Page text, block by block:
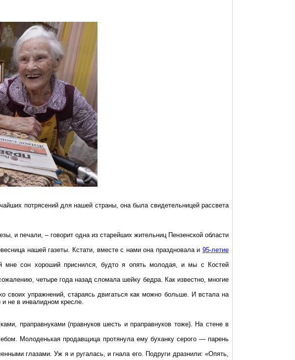
потрясений для нашей страны, она была свидетельницей рассвета
и печали, – говорит одна из старейших жительниц Пензенской области
нашей газеты. Кстати, вместе с нами она праздновала и 95-летие
мне сон хороший приснился, будто я опять молодая, и мы с Костей
четыре года назад сломала шейку бедра. Как известно, многие
своих упражнений, стараясь двигаться как можно больше. И встала на
и не в инвалидном кресле.
праправнуками (правнуков шесть и праправнуков тоже). На стене в
Молоденькая продавщица протянула ему буханку серого — парень
глазами. Уж я и ругалась, и гнала его. Подруги дразнили: «Опять,